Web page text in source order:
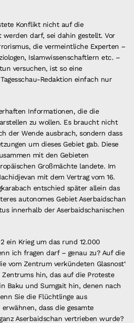
Konflikt nicht auf die
darf, sei dahin gestellt. Vor
die vermeintliche Experten –
Islamwissenschaftlern etc. –
versuchen, ist so eine
Redaktion einfach nur
Informationen, die die
zu wollen. Es braucht nicht
der Wende ausbrach, sondern dass
um dieses Gebiet gab. Diese
mit den Gebieten
Großmächte landete. Im
mit dem Vertrag vom 16.
entschied später allein das
autonomes Gebiet Aserbaidschan
innerhalb der Aserbaidschanischen
ein Krieg um das rund 12.000
ich fragen darf – genau zu? Auf die
vom Zentrum verkündeten Glasnost‘
Zentrums hin, das auf die Proteste
Baku und Sumgait hin, denen nach
Sie die Flüchtlinge aus
dass die gesamte
Aserbaidschan vertrieben wurde?